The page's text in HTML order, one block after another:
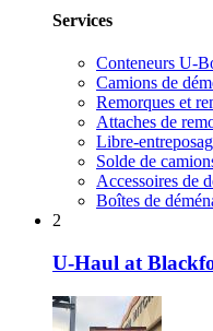
Services
Conteneurs U-
Camions de
Remorques et
Attaches de
Libre-
Solde de
Accessoires de
Boîtes de
2
U-Haul at